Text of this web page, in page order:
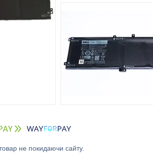
не покидаючи сайту.